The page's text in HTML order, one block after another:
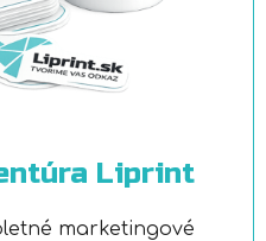
Liprint
marketingové